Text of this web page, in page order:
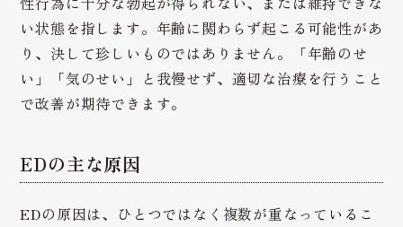
い状態を指します。年齢に関わらず起こる可能性があ
り、決して珍しいものではありません。「年齢のせ
い」「気のせい」と我慢せず、適切な治療を行うこと
で改善が期待できます。
EDの主な原因
EDの原因は、ひとつではなく複数が重なっているこ